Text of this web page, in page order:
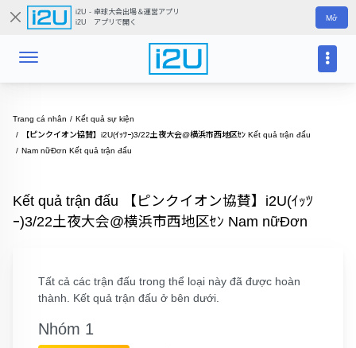
i2U - 卓球大会出場＆運営アプリ
i2U アプリで開く
Mở
Trang cá nhân
Kết quả sự kiện
【ピンクイオン協賛】i2U(ｲｯﾂｰ)3/22土夜大会@横浜市西地区ｾﾝ Kết quả trận đấu
Nam nữĐơn Kết quả trận đấu
Kết quả trận đấu 【ピンクイオン協賛】i2U(ｲｯﾂ
ｰ)3/22土夜大会@横浜市西地区ｾﾝ Nam nữĐơn
Tất cả các trận đấu trong thể loại này đã được hoàn
thành. Kết quả trận đấu ở bên dưới.
Nhóm 1